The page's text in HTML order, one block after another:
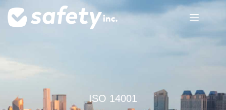
ISO 14001